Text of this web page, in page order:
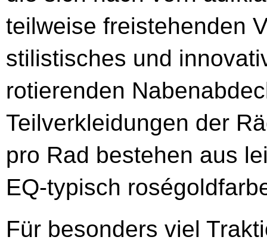
teilweise freistehenden
stilistisches und
rotierenden
Teilverkleidungen der
pro Rad bestehen aus
EQ-typisch
Für besonders viel